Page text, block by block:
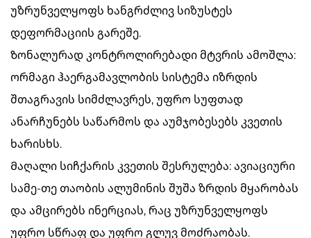
უზრუნველყოფს ხანგრძლივ სიზუსტეს
დეფორმაციის გარეშე.
Ზონალურად კონტროლირებადი მტვრის ამოშლა:
ორმაგი ჰაერგამავლობის სისტემა იზრდის
შთაგრავის სიმძლავრეს, უფრო სუფთად
ანარჩუნებს საწარმოს და აუმჯობესებს კვეთის
ხარისხს.
Მაღალი სიჩქარის კვეთის შესრულება: ავიაციური
სამე-თე თაობის ალუმინის შუშა ზრდის მყარობას
და ამცირებს ინერციას, რაც უზრუნველყოფს
უფრო სწრაფ და უფრო გლუვ მოძრაობას.